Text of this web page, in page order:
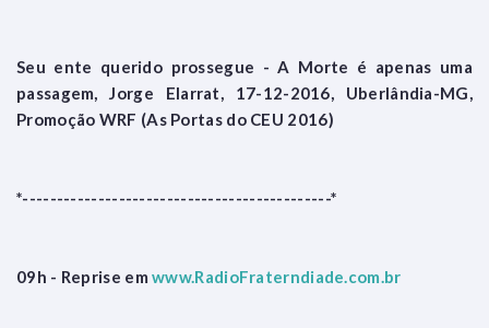
Seu ente querido prossegue - A Morte é apenas uma
passagem, Jorge Elarrat, 17-12-2016, Uberlândia-MG,
Promoção WRF (As Portas do CEU 2016)
*---------------------------------------------*
09h - Reprise emwww.RadioFraterndiade.com.br